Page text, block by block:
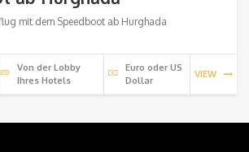
mit dem Speedboot ab Hurghada
Von der Lobby
Ihres Hotels
Euro oder US
Dollar
VIEW